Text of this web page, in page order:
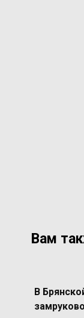
Вам
В